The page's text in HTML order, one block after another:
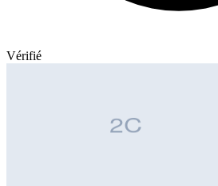
Vérifié